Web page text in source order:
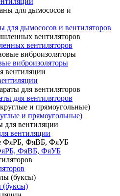
дымососов и вентиляторов
вентиляторов
виброизоляторы
для вентиляторов
и прямоугольные)
вентиляции
ФяВБ, ФяУБ